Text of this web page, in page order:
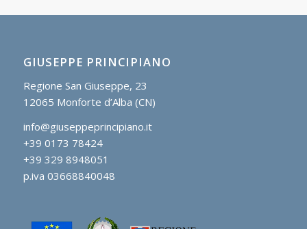
GIUSEPPE PRINCIPIANO
Regione San Giuseppe, 23
12065 Monforte d’Alba (CN)
info@giuseppeprincipiano.it
+39 0173 78424
+39 329 8948051
p.iva 03668840048